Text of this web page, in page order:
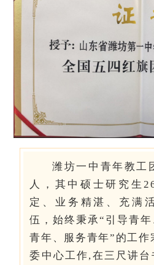
潍坊一中青年教工
人，其中硕士研究生
定、业务精湛、充满
伍，始终秉承“引导青
青年、服务青年”的工作
委中心工作,在三尺讲台